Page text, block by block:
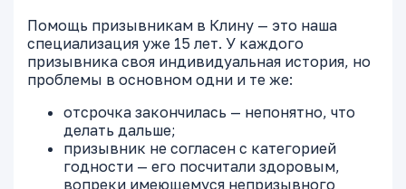
Помощь призывникам в Клину — это наша
специализация уже 15 лет. У каждого
призывника своя индивидуальная история, но
проблемы в основном одни и те же:
отсрочка закончилась — непонятно, что
делать дальше;
призывник не согласен с категорией
годности — его посчитали здоровым,
вопреки имеющемуся непризывного